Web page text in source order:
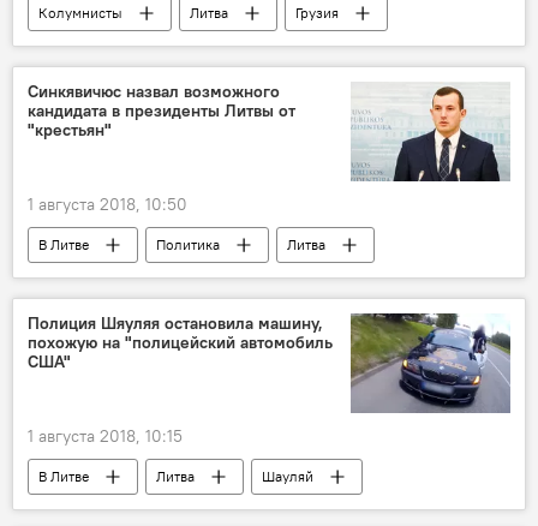
Колумнисты Литва
Грузия
НАТО
Синкявичюс назвал возможного
кандидата в президенты Литвы от
"крестьян"
1 августа 2018, 10:50
В Литве Политика
Литва
Союз крестьян и зеленых Литвы (СКЗЛ)
Полиция Шяуляя остановила машину,
похожую на "полицейский автомобиль
США"
1 августа 2018, 10:15
В Литве Литва
Шауляй
Дорожная полиция Литвы
автомобиль